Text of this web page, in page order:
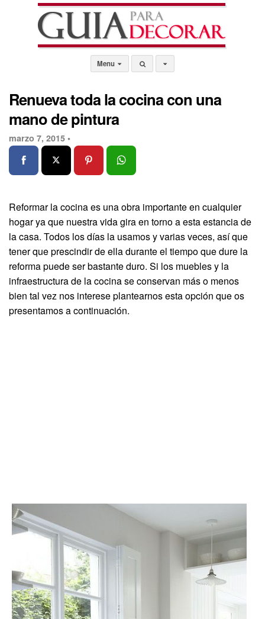
Menu
Renueva toda la cocina con una
mano de pintura
marzo 7, 2015 •
Reformar la cocina es una obra importante en cualquier
hogar ya que nuestra vida gira en torno a esta estancia de
la casa. Todos los días la usamos y varias veces, así que
tener que prescindir de ella durante el tiempo que dure la
reforma puede ser bastante duro. Si los muebles y la
infraestructura de la cocina se conservan más o menos
bien tal vez nos interese plantearnos esta opción que os
presentamos a continuación.